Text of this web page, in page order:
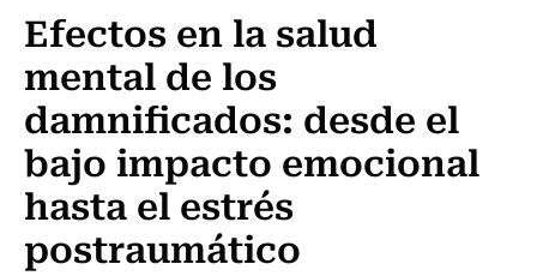
Efectos en la salud
mental de los
damnificados: desde el
bajo impacto emocional
hasta el estrés
postraumático